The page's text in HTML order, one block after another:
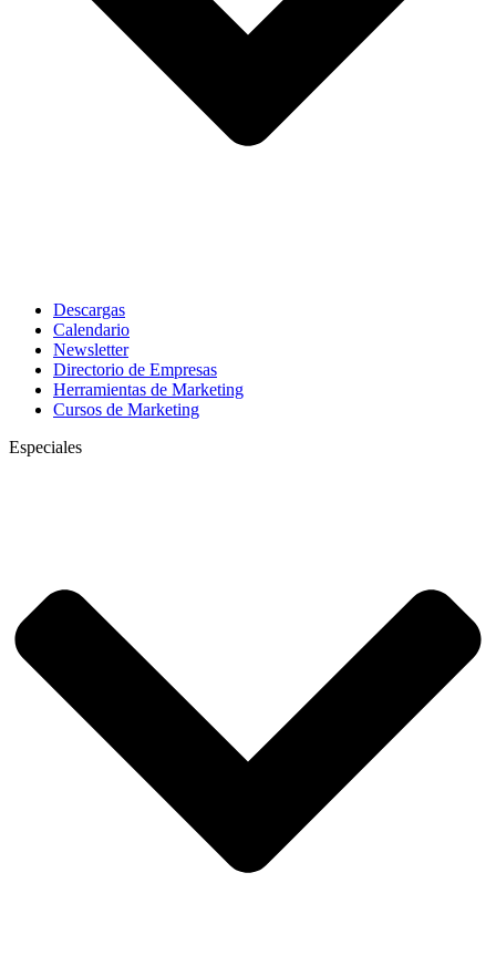
Descargas
Calendario
Newsletter
Directorio de Empresas
Herramientas de Marketing
Cursos de Marketing
Especiales